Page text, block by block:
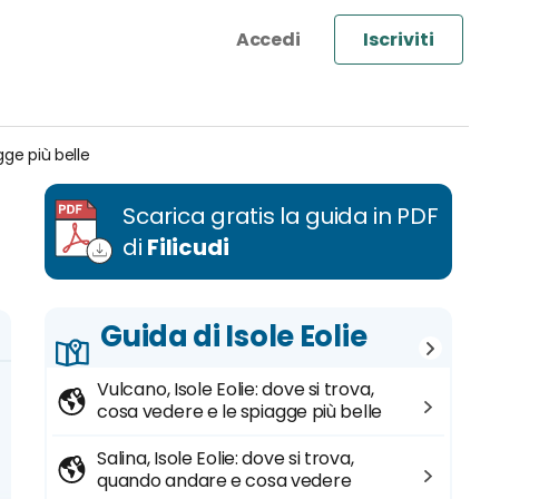
Iscriviti
più belle
Scarica gratis la guida in PDF
di Filicudi
Guida di Isole Eolie
Vulcano, Isole Eolie: dove si trova,
cosa vedere e le spiagge più belle
Salina, Isole Eolie: dove si trova,
quando andare e cosa vedere